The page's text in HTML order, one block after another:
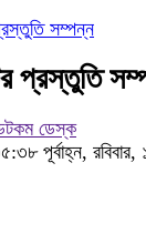
সম্পন্ন
প্রস্তুতি
ডেস্ক
পূর্বাহ্ন,